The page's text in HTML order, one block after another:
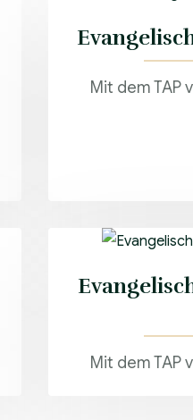
Mit dem TAP
Mit dem TAP